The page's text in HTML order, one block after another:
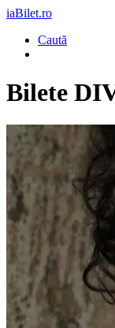
iaBilet.ro
Caută
Bilete